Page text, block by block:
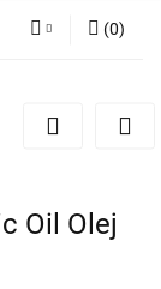
(0)
Oil Olej